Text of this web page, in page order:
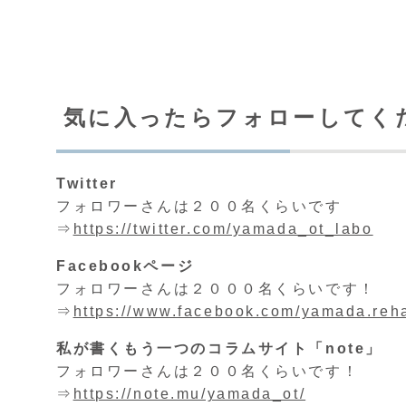
気に入ったらフォローしてく
Twitter
フォロワーさんは２００名くらいです
⇒ https://twitter.com/yamada_ot_labo
Facebookページ
フォロワーさんは２０００名くらいです！
⇒ https://www.facebook.com/
私が書くもう一つのコラムサイト「note」
フォロワーさんは２００名くらいです！
⇒ https://note.mu/yamada_ot/